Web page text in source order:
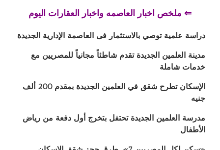
⇐ ملخص اخبار العاصمه واخبار العقارات اليوم
دراسة علمية توصي بالاستثمار فى العاصمة الإدارية الجديدة
مدينة العلمين الجديدة تقدم شاطئاً مجانياً للمصريين مع
خدمات شاملة
الإسكان تطرح شقق في العلمين الجديدة بمقدم 200 ألف
جنيه
مدرسة العلمين الجديدة تحتفل بتخرج أول دفعة من رياض
الأطفال